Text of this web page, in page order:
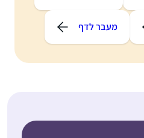
מעבר לדף